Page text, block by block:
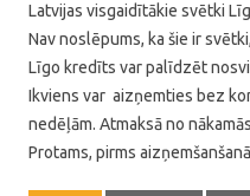
Latvijas visgaidītākie svētki
Nav noslēpums, ka šie ir
Līgo kredīts var palīdzēt
Ikviens var aizņemties bez
nedēļām. Atmaksā no
Protams, pirms